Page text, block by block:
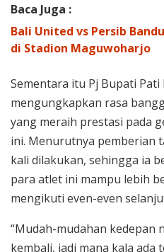
Baca Juga :
Bali United vs Persib
di Stadion Maguwoharjo
Sementara itu Pj Bupati
mengungkapkan rasa
yang meraih prestasi pada
ini. Menurutnya pemberian
kali dilakukan, sehingga ia
para atlet ini mampu lebih
mengikuti even-even
“Mudah-mudahan kedepan
kembali, jadi mana kala ada